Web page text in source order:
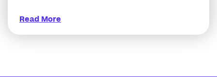
Read More